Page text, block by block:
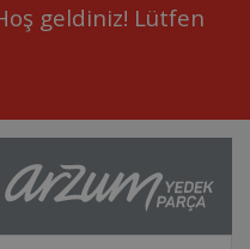
geldiniz! Lütfen